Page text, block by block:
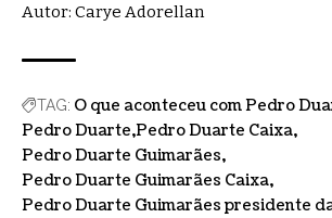
Autor: Carye Adorellan
TAG: O que aconteceu com Pedro
Pedro Duarte Pedro Duarte Caixa
Pedro Duarte Guimarães
Pedro Duarte Guimarães Caixa
Pedro Duarte Guimarães presidente